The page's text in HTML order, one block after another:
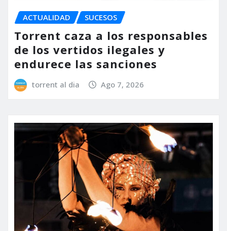
ACTUALIDAD SUCESOS
Torrent caza a los responsables
de los vertidos ilegales y
endurece las sanciones
torrent al dia Ago 7, 2026